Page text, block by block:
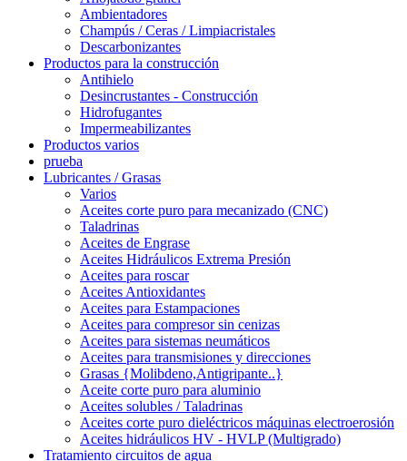
Ambientadores
Champús / Ceras / Limpiacristales
Descarbonizantes
Productos para la construcción
Antihielo
Desincrustantes - Construcción
Hidrofugantes
Impermeabilizantes
Productos varios
prueba
Lubricantes / Grasas
Varios
Aceites corte puro para mecanizado (CNC)
Taladrinas
Aceites de Engrase
Aceites Hidráulicos Extrema Presión
Aceites para roscar
Aceites Antioxidantes
Aceites para Estampaciones
Aceites para compresor sin cenizas
Aceites para sistemas neumáticos
Aceites para transmisiones y direcciones
Grasas {Molibdeno,Antigripante..}
Aceite corte puro para aluminio
Aceites solubles / Taladrinas
Aceites corte puro dieléctricos máquinas electroerosión
Aceites hidráulicos HV - HVLP (Multigrado)
Tratamiento circuitos de agua